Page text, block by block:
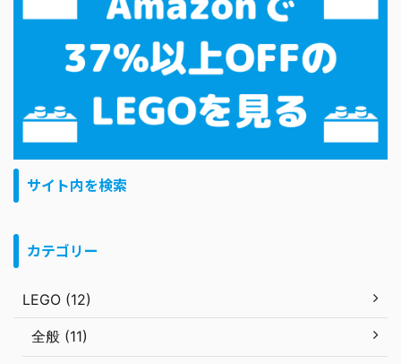
サイト内を検索
カテゴリー
LEGO (12)
全般 (11)